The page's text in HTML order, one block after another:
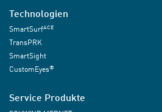
Technologien
SmartSurfACE
TransPRK
SmartSight
CustomEyes®
Service Produkte